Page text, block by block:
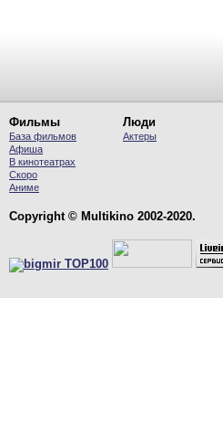
Фильмы
База фильмов
Афиша
В кинотеатрах
Скоро
Аниме
Люди
Актеры
Copyright © Multikino 2002-2020.